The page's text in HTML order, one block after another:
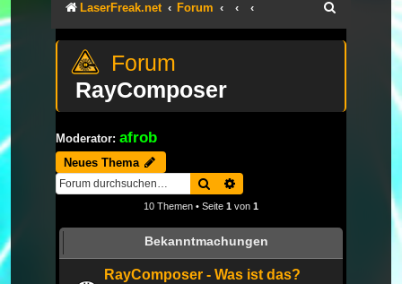
LaserFreak.net Forum
RayComposer
Moderator: afrob
Neues Thema
Suche
10 Themen • Seite 1 von 1
Bekanntmachungen
RayComposer - Was ist das?